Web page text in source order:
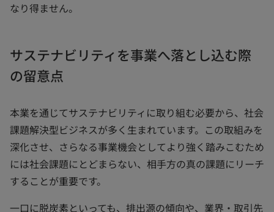
なり得ません。
サステナビリティを事業へ落とし込む際
の留意点
本業を通じてサステナビリティに取り組む必要から、社会
課題解決型ビジネスが多く生まれています。この取組みを
深化させ、さらなる事業機会としてより強く踏みこむため
には社会課題にとどまらない、相手方の真の課題にリーチ
することが重要です。
一口に脱炭素といっても、排出源の傾向や、業界・取引先